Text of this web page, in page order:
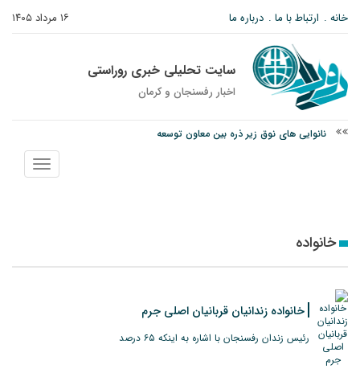
۱۶ مرداد ۱۴۰۵ خانه ارتباط با ما درباره ما
سایت تحلیلی خبری روراستی
اخبار رفسنجان و كرمان
نانوایی های نوق زیر ذره بین معاون توسعه
نمایش
منو
خانواده
خانواده زندانیان قربانیان اصلی جرم
رئیس زندان رفسنجان با اشاره به اینکه ۶۵ درصد